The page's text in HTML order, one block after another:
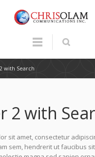
with Search
2 with
sit amet, consectetur
sem, hendrerit ut faucibus